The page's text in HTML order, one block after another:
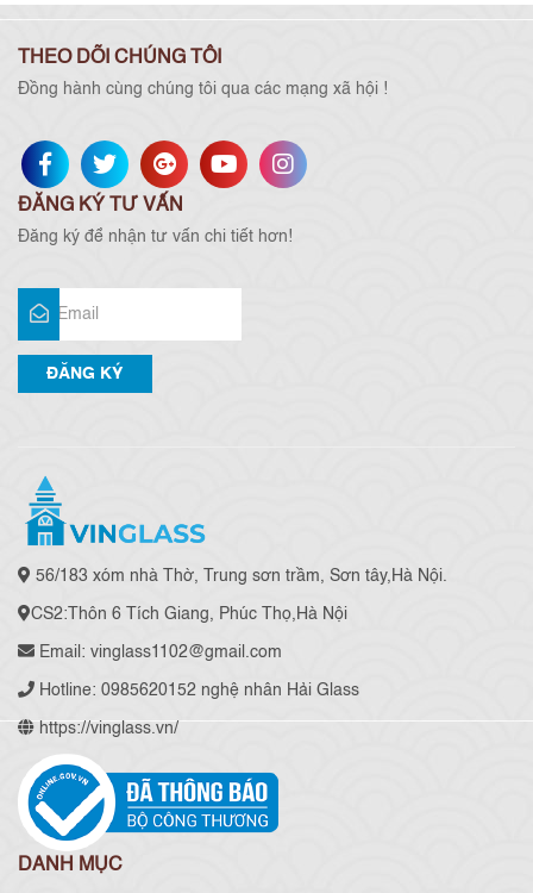
THEO DÕI CHÚNG TÔI
Đồng hành cùng chúng tôi qua các mạng xã hội !
ĐĂNG KÝ TƯ VẤN
Đăng ký để nhận tư vấn chi tiết hơn!
56/183 xóm nhà Thờ, Trung sơn trầm, Sơn tây,Hà Nội.
CS2:Thôn 6 Tích Giang, Phúc Thọ,Hà Nội
Email: vinglass1102@gmail.com
Hotline: 0985620152 nghệ nhân Hải Glass
https://vinglass.vn/
DANH MỤC